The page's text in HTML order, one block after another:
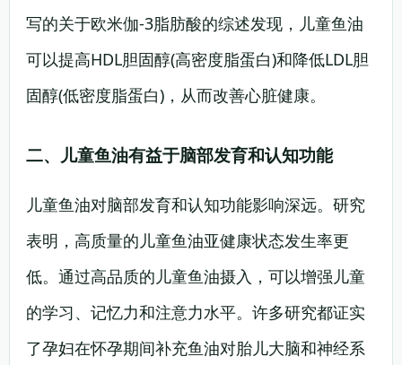
写的关于欧米伽-3脂肪酸的综述发现，儿童鱼油
可以提高HDL胆固醇(高密度脂蛋白)和降低LDL胆
固醇(低密度脂蛋白)，从而改善心脏健康。
二、儿童鱼油有益于脑部发育和认知功能
儿童鱼油对脑部发育和认知功能影响深远。研究
表明，高质量的儿童鱼油亚健康状态发生率更
低。通过高品质的儿童鱼油摄入，可以增强儿童
的学习、记忆力和注意力水平。许多研究都证实
了孕妇在怀孕期间补充鱼油对胎儿大脑和神经系